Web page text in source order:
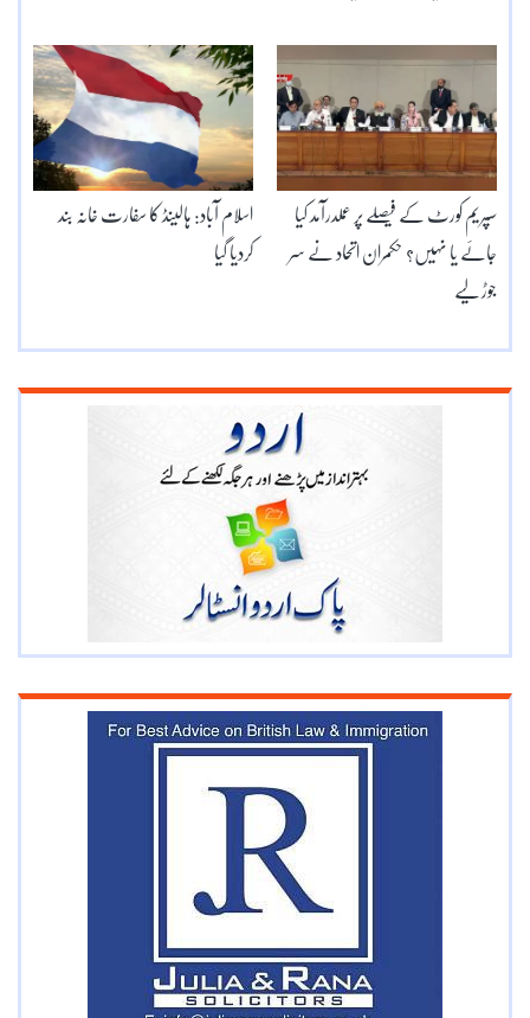
اسلام آباد: ہالینڈ کا سفارت خانہ بند
کردیا گیا
سپریم کورٹ کے فیصلے پر عملدرآمد کیا
جائے یا نہیں؟ حکمران اتحاد نے سر
جوڑ لیے